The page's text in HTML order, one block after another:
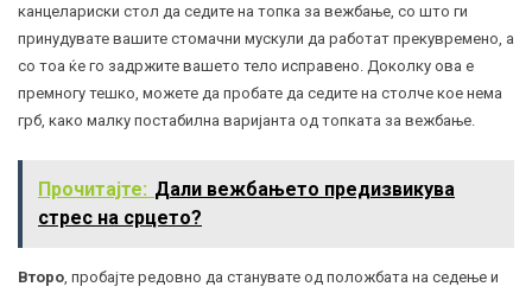
канцелариски стол да седите на топка за вежбање, со што ги
принудувате вашите стомачни мускули да работат прекувремено, а
со тоа ќе го задржите вашето тело исправено. Доколку ова е
премногу тешко, можете да пробате да седите на столче кое нема
грб, како малку постабилна варијанта од топката за вежбање.
Прочитајте: Дали вежбањето предизвикува
стрес на срцето?
Второ , пробајте редовно да станувате од положбата на седење и